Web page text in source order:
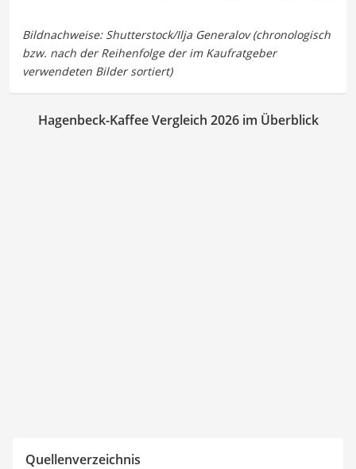
Hagenbeck-Kaffee Vergleich 2026 im Überblick
Quellenverzeichnis